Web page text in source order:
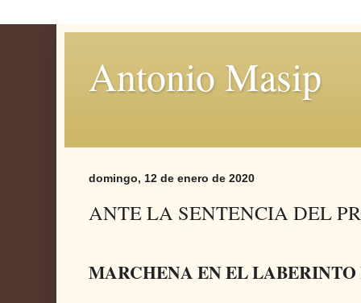
Antonio Masip
domingo, 12 de enero de 2020
ANTE LA SENTENCIA DEL
MARCHENA EN EL